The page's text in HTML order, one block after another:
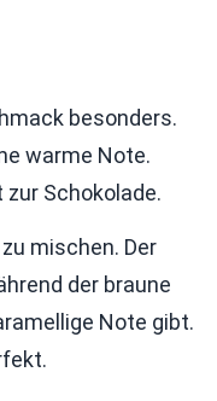
besonders.
warme Note.
Schokolade.
mischen. Der
der braune
Note gibt.